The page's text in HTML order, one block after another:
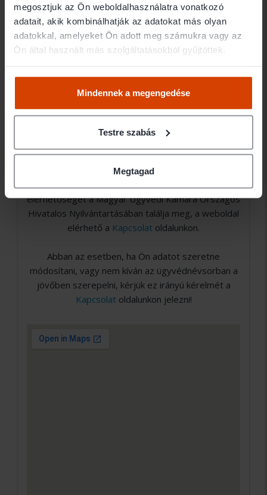
megosztjuk az Ön weboldalhasználatra vonatkozó
adatait, akik kombinálhatják az adatokat más olyan
adatokkal, amelyeket Ön adott meg számukra vagy az
Ön által használt más szolgáltatásokból gyűjtöttek.
Mindennek a megengedése
Testre szabás
Megtagad
Jogi területek
- Vállalkozás
Amennyiben nem találja a keresett ügyvéd
elérhetőségét (email, telefon), abban az esetben
nem Ügyvédbróker partner. Közvetlen
elérhetőségét a Magyar Ügyvédi Kamara Országos
Hivatalos Nyilvántartásában találja meg, a weboldal
elérhető a Kapcsolat oldalunkon.
Abban az esetben, ha Ön adatot szeretne
módosítani, vagy nem kíván az ügyvédnévsorban a
jövőben szerepelni, kérjük ez irányú kérelmét a
Kapcsolatoldalunkon jelezni!